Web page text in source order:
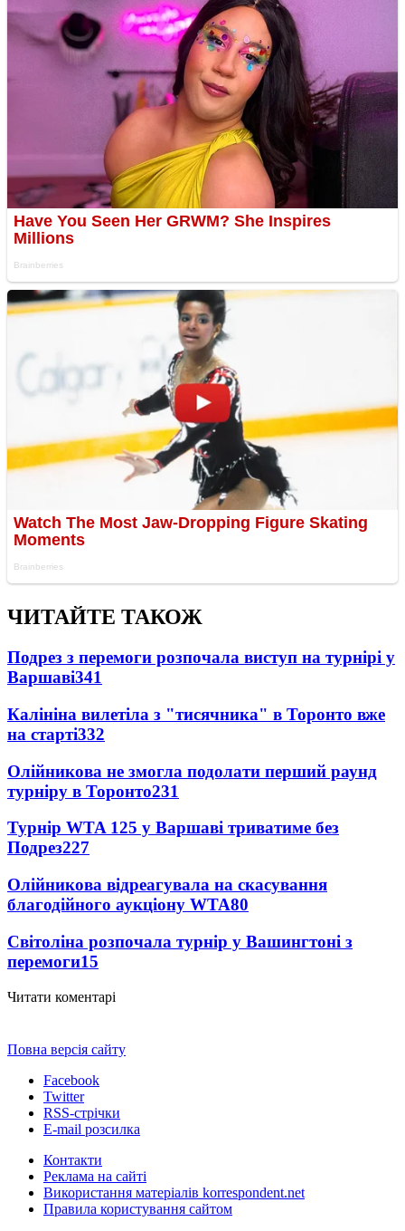
ЧИТАЙТЕ ТАКОЖ
Подрез з перемоги розпочала виступ на турнірі у
Варшаві341
Калініна вилетіла з "тисячника" в Торонто вже
на старті332
Олійникова не змогла подолати перший раунд
турніру в Торонто231
Турнір WTA 125 у Варшаві триватиме без
Подрез227
Олійникова відреагувала на скасування
благодійного аукціону WTA80
Світоліна розпочала турнір у Вашингтоні з
перемоги15
Читати коментарі
Повна версія сайту
Facebook
Twitter
RSS-стрічки
E-mail розсилка
Контакти
Реклама на сайті
Використання матеріалів korrespondent.net
Правила користування сайтом